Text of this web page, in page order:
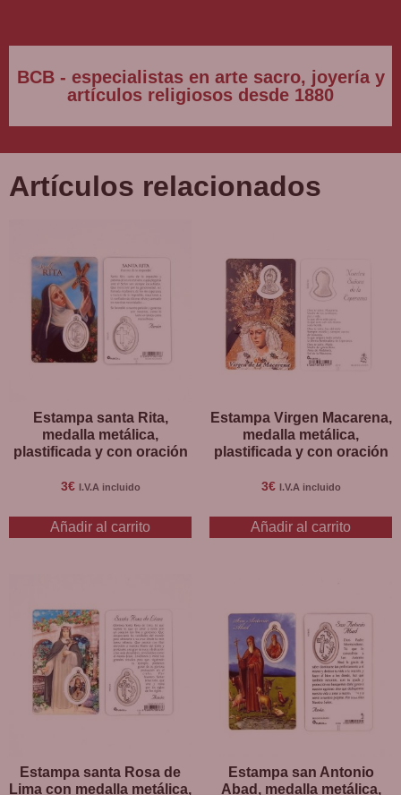
BCB - especialistas en arte sacro, joyería y
artículos religiosos desde 1880
Artículos relacionados
Estampa santa Rita,
medalla metálica,
plastificada y con oración
3€ I.V.A incluido
Añadir al carrito
Estampa Virgen Macarena,
medalla metálica,
plastificada y con oración
3€ I.V.A incluido
Añadir al carrito
Estampa santa Rosa de
Lima con medalla metálica,
Estampa san Antonio
Abad, medalla metálica,